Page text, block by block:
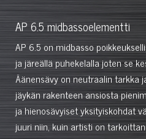
AP 6.5 midbassoelementti
AP 6.5 on midbasso
ja järeällä puhekelalla joten se
Äänensävy on neutraalin tarkka
jäykän rakenteen ansiosta
ja hienosävyiset yksityiskohdat
juuri niin, kuin artisti on